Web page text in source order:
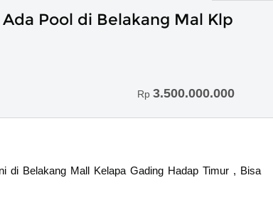
Pool di Belakang Mal Klp
Rp 3.500.000.000
di Belakang Mall Kelapa Gading Hadap Timur , Bisa